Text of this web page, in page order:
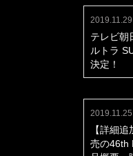
2019.11.29
テレビ朝
ルトラ
決定！
2019.11.25
【詳細
売の46th